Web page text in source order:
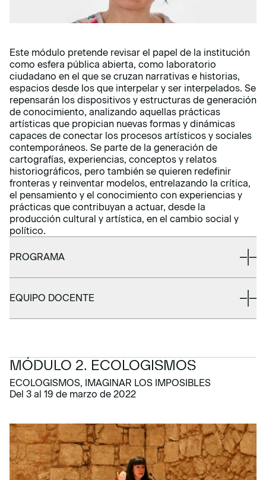
Este módulo pretende revisar el papel de la institución
como esfera pública abierta, como laboratorio
ciudadano en el que se cruzan narrativas e historias,
espacios desde los que interpelar y ser interpelados. Se
repensarán los dispositivos y estructuras de generación
de conocimiento, analizando aquellas prácticas
artísticas que propician nuevas formas y dinámicas
capaces de conectar los procesos artísticos y sociales
contemporáneos. Se parte de la generación de
cartografías, experiencias, conceptos y relatos
historiográficos, pero también se quieren redefinir
fronteras y reinventar modelos, entrelazando la crítica,
el pensamiento y el conocimiento con experiencias y
prácticas que contribuyan a actuar, desde la
producción cultural y artística, en el cambio social y
político.
PROGRAMA
EQUIPO DOCENTE
MÓDULO 2. ECOLOGISMOS
ECOLOGISMOS, IMAGINAR LOS IMPOSIBLES
Del 3 al 19 de marzo de 2022